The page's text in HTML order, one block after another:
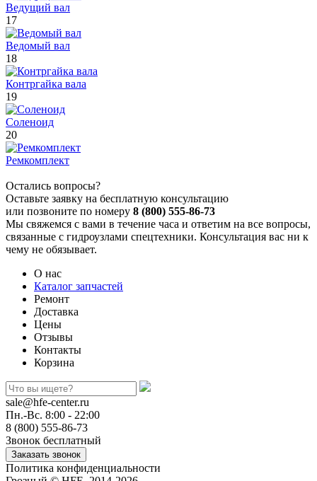
Ведущий вал
17
Ведомый вал
18
Контргайка вала
19
Соленоид
20
Ремкомплект
Остались вопросы?
Оставьте заявку на бесплатную консультацию
или позвоните по номеру 8 (800) 555-86-73
Мы свяжемся с вами в течение часа и ответим на все вопросы,
связанные с гидроузлами спецтехники. Консультация вас ни к
чему не обязывает.
О нас
Каталог запчастей
Ремонт
Доставка
Цены
Отзывы
Контакты
Корзина
sale@hfe-center.ru
Пн.-Вс. 8:00 - 22:00
8 (800) 555-86-73
Звонок бесплатный
Политика конфиденциальности